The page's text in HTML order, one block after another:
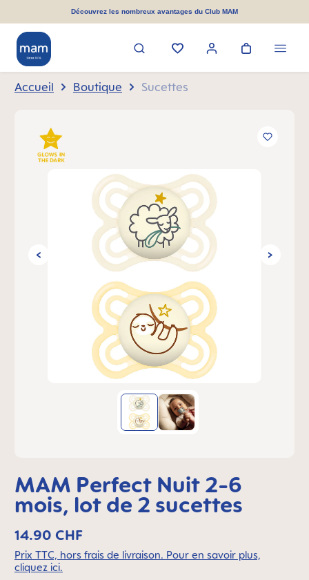
principalDécouvrez les nombreux avantages du Club MAM
Accueil Boutique Sucettes
MAM Perfect Nuit 2-6
mois, lot de 2 sucettes
14.90 CHF
Prix TTC, hors frais de livraison. Pour en savoir plus,
cliquez ici.